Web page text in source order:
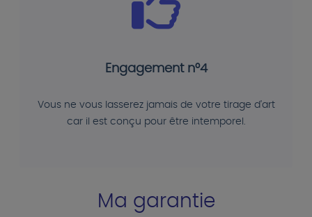
Engagement n°4
Vous ne vous lasserez jamais de votre tirage d'art
car il est conçu pour être intemporel.
Ma garantie